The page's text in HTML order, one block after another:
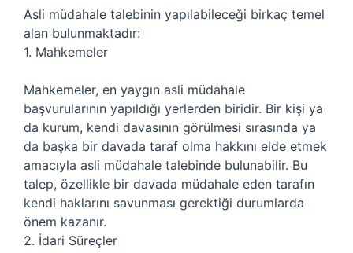
Asli müdahale talebinin yapılabileceği birkaç temel
alan bulunmaktadır:
1. Mahkemeler
Mahkemeler, en yaygın asli müdahale
başvurularının yapıldığı yerlerden biridir. Bir kişi ya
da kurum, kendi davasının görülmesi sırasında ya
da başka bir davada taraf olma hakkını elde etmek
amacıyla asli müdahale talebinde bulunabilir. Bu
talep, özellikle bir davada müdahale eden tarafın
kendi haklarını savunması gerektiği durumlarda
önem kazanır.
2. İdari Süreçler